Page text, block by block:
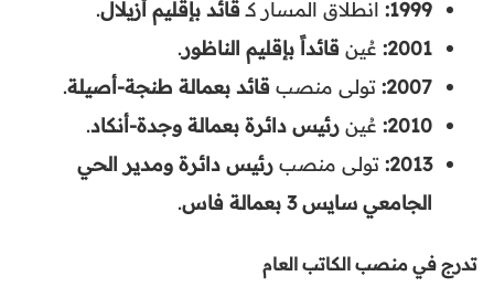
1999: انطلاق المسار كـقائد بإقليم أزيلال.
2001: عُين قائداً بإقليم الناظور.
2007: تولى منصب قائد بعمالة طنجة-أصيلة.
2010: عُين رئيس دائرة بعمالة وجدة-أنكاد.
2013: تولى منصب رئيس دائرة ومدير الحي
الجامعي سايس 3 بعمالة فاس
.
تدرج في منصب الكاتب العام